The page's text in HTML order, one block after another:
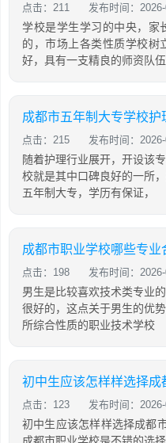
点击：211 发布时间：
学校是学生学习的中央，家
的，市场上各类性质学校树
好，具有一支精良的师资队伍
成都市五年制大专学校护
点击：215 发布时间：
随着护理行业展开，开设该
校就是其中口碑良好的一所
五年制大专，学历有保证，
成都市职业学校哪些专业
点击：198 发布时间：
男生是比较喜欢技术类专业
很好的，这点关于男生的优
所综合性质的职业技术学校
初中生应该怎样样选择成
点击：123 发布时间：
初中生应该怎样样选择成都